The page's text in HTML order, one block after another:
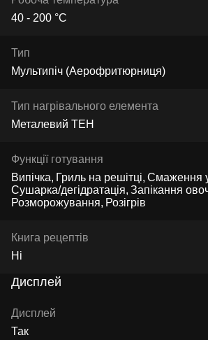
40 - 200 °C
Тип
Мультипіч (Аерофритюрниця)
Тип нагрівального елемента
Металевий ТЕН
Функції готування
Випічка Гриль на решітці Смаження
Сушарка/дегідратація Запікання
Розморожування Розігрів
Книга рецептів
Ні
Дисплей
Дисплей
Так